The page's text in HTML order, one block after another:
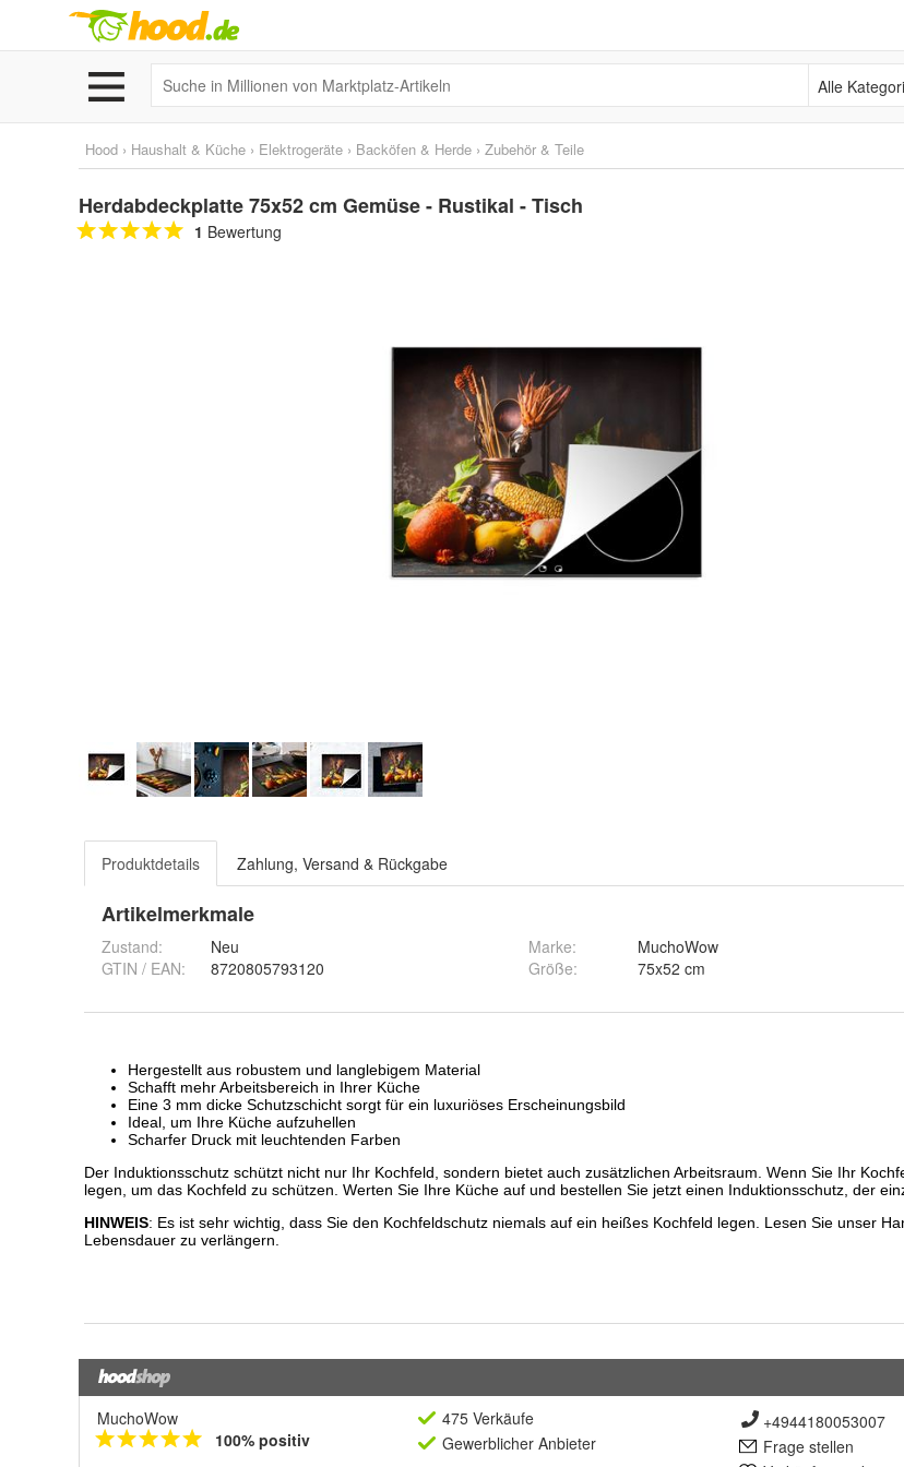
Alle Kategorien
Hood › Haushalt & Küche › Elektrogeräte › Backöfen & Herde › Zubehör & Teile
Herdabdeckplatte 75x52 cm Gemüse - Rustikal - Tisch
1 Bewertung
Produktdetails Zahlung, Versand & Rückgabe
Artikelmerkmale
Zustand:
Neu
GTIN / EAN:
8720805793120
Marke:
MuchoWow
Größe: 75x52 cm
MuchoWow
100% positiv
475 Verkäufe
Gewerblicher Anbieter
+4944180053007
Frage stellen